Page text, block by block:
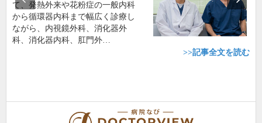
て、発熱外来や花粉症の一般内科
から循環器内科まで幅広く診療し
ながら、内視鏡外科、消化器外
科、消化器内科、肛門外…
>>記事全文を読む